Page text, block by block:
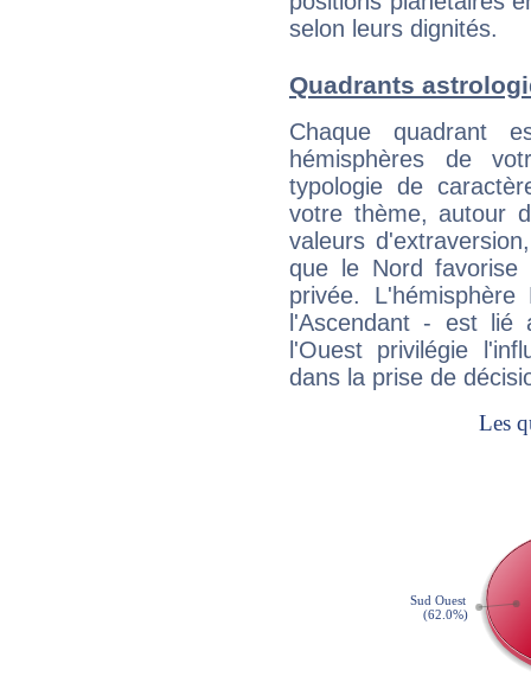
selon leurs dignités.
Quadrants
Chaque quadrant
hémisphères de
typologie de
votre thème, autour
valeurs
que le Nord favorise
privée.
l'Ascendant - est
l'Ouest privilégie
dans la prise de